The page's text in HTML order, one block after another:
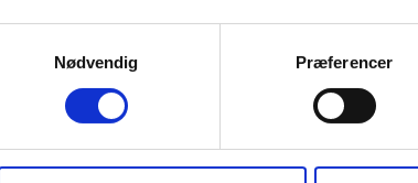
Nødvendig
Præferencer